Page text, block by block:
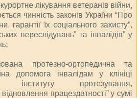
лікування ветеранів війни,
чинність законів України “Про
гарантії їх соціального захисту”,
переслідувань” та інвалідів” у
протезно-ортопедична та
допомога інвалідам у клініці
інституту протезування,
працездатності” у сумі